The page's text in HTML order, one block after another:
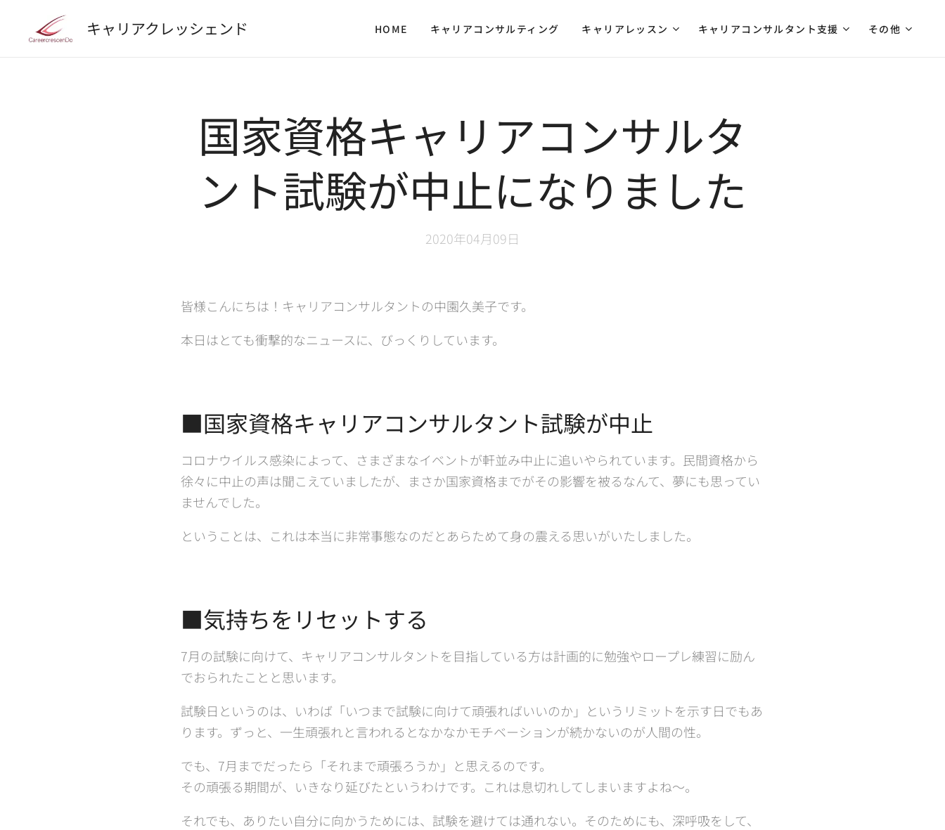
キャリアクレッシェンド HOME キャリアコンサルティング キャリアレッスン キャリアコンサルタント支援 その他
国家資格キャリアコンサルタ
ント試験が中止になりました
2020年04月09日
皆様こんにちは！キャリアコンサルタントの中園久美子です。
本日はとても衝撃的なニュースに、びっくりしています。
■国家資格キャリアコンサルタント試験が中止
コロナウイルス感染によって、さまざまなイベントが軒並み中止に追いやられています。民間資格から
徐々に中止の声は聞こえていましたが、まさか国家資格までがその影響を被るなんて、夢にも思ってい
ませんでした。
ということは、これは本当に非常事態なのだとあらためて身の震える思いがいたしました。
■気持ちをリセットする
7月の試験に向けて、キャリアコンサルタントを目指している方は計画的に勉強やロープレ練習に励ん
でおられたことと思います。
試験日というのは、いわば「いつまで試験に向けて頑張ればいいのか」というリミットを示す日でもあ
ります。ずっと、一生頑張れと言われるとなかなかモチベーションが続かないのが人間の性。
でも、7月までだったら「それまで頑張ろうか」と思えるのです。
その頑張る期間が、いきなり延びたというわけです。これは息切れしてしまいますよね～。
それでも、ありたい自分に向かうためには、試験を避けては通れない。そのためにも、深呼吸をして、